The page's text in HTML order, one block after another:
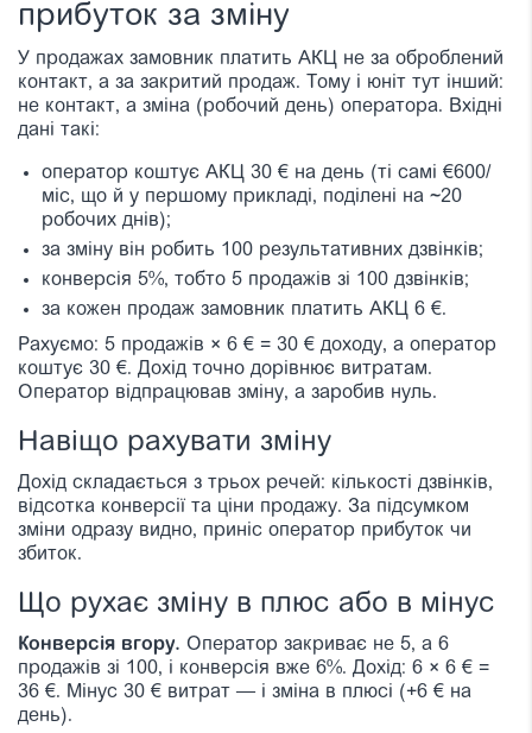
прибуток за зміну
У продажах замовник платить АКЦ не за оброблений
контакт, а за закритий продаж. Тому і юніт тут інший:
не контакт, а зміна (робочий день) оператора. Вхідні
дані такі:
оператор коштує АКЦ 30 € на день (ті самі €600/
міс, що й у першому прикладі, поділені на ~20
робочих днів);
за зміну він робить 100 результативних дзвінків;
конверсія 5%, тобто 5 продажів зі 100 дзвінків;
за кожен продаж замовник платить АКЦ 6 €.
Рахуємо: 5 продажів × 6 € = 30 € доходу, а оператор
коштує 30 €. Дохід точно дорівнює витратам.
Оператор відпрацював зміну, а заробив нуль.
Навіщо рахувати зміну
Дохід складається з трьох речей: кількості дзвінків,
відсотка конверсії та ціни продажу. За підсумком
зміни одразу видно, приніс оператор прибуток чи
збиток.
Що рухає зміну в плюс або в мінус
Конверсія вгору. Оператор закриває не 5, а 6
продажів зі 100, і конверсія вже 6%. Дохід: 6 × 6 € =
36 €. Мінус 30 € витрат — і зміна в плюсі (+6 € на
день).